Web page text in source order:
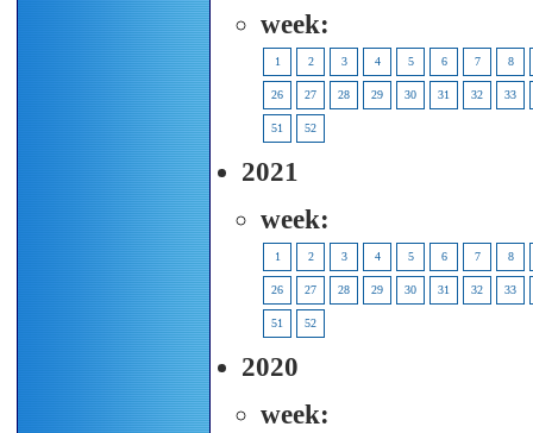
week:
1 2 3 4 5 6 7 8
26 27 28 29 30 31 32 33
51 52
2021
week:
1 2 3 4 5 6 7 8
26 27 28 29 30 31 32 33
51 52
2020
week: